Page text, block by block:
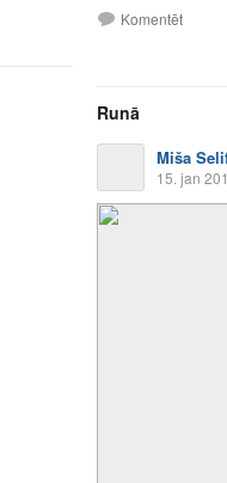
Komentēt
Runā
Miša
15. jan